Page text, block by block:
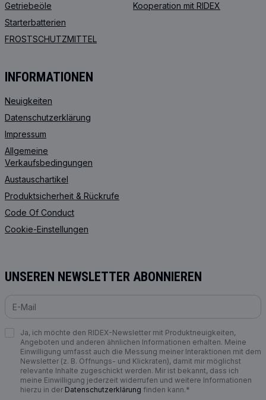
Getriebeöle
Starterbatterien
FROSTSCHUTZMITTEL
Kooperation mit RIDEX
INFORMATIONEN
Neuigkeiten
Datenschutzerklärung
Impressum
Allgemeine
Verkaufsbedingungen
Austauschartikel
Produktsicherheit & Rückrufe
Code Of Conduct
Cookie-Einstellungen
UNSEREN NEWSLETTER ABONNIEREN
Ja, ich möchte den RIDEX-Newsletter mit Produktneuigkeiten,
Angeboten und anderen ähnlichen Informationen erhalten. Meine
Einwilligung umfasst auch die Messung meiner Interaktionen mit dem
Newsletter (z. B. Öffnungs- und Klickraten), damit mir möglichst
relevante Inhalte zugeschickt werden. Mir ist bekannt, dass ich
meine Einwilligung jederzeit widerrufen und weitere Informationen
hierzu in der Datenschutzerklärung finden kann.*